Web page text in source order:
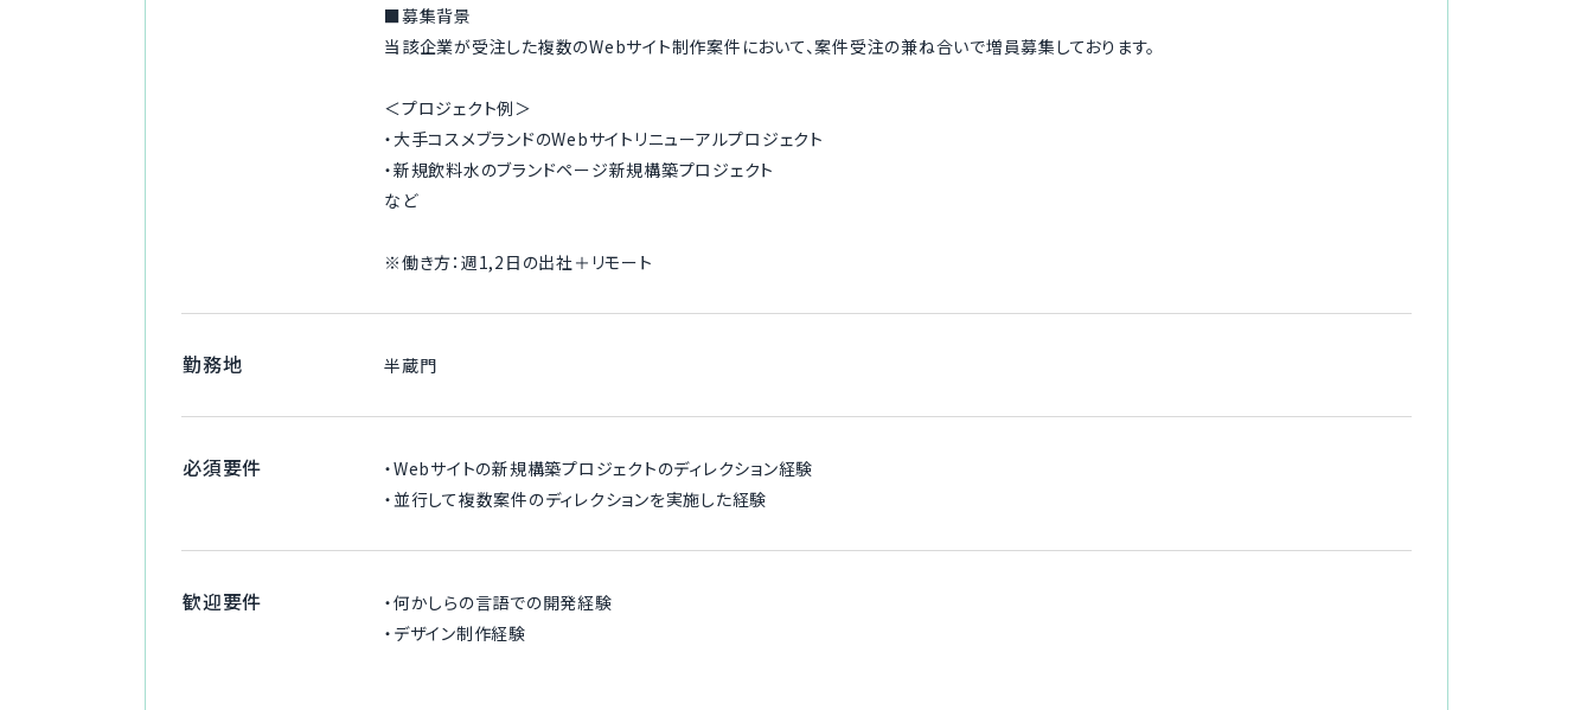
■募集背景
当該企業が受注した複数のWebサイト制作案件において、案件受注の兼ね合いで増員募集しております。
＜プロジェクト例＞
・大手コスメブランドのWebサイトリニューアルプロジェクト
・新規飲料水のブランドページ新規構築プロジェクト
など
※働き方：週1,2日の出社＋リモート
勤務地 半蔵門
必須要件
・Webサイトの新規構築プロジェクトのディレクション経験
・並行して複数案件のディレクションを実施した経験
歓迎要件
・何かしらの言語での開発経験
・デザイン制作経験